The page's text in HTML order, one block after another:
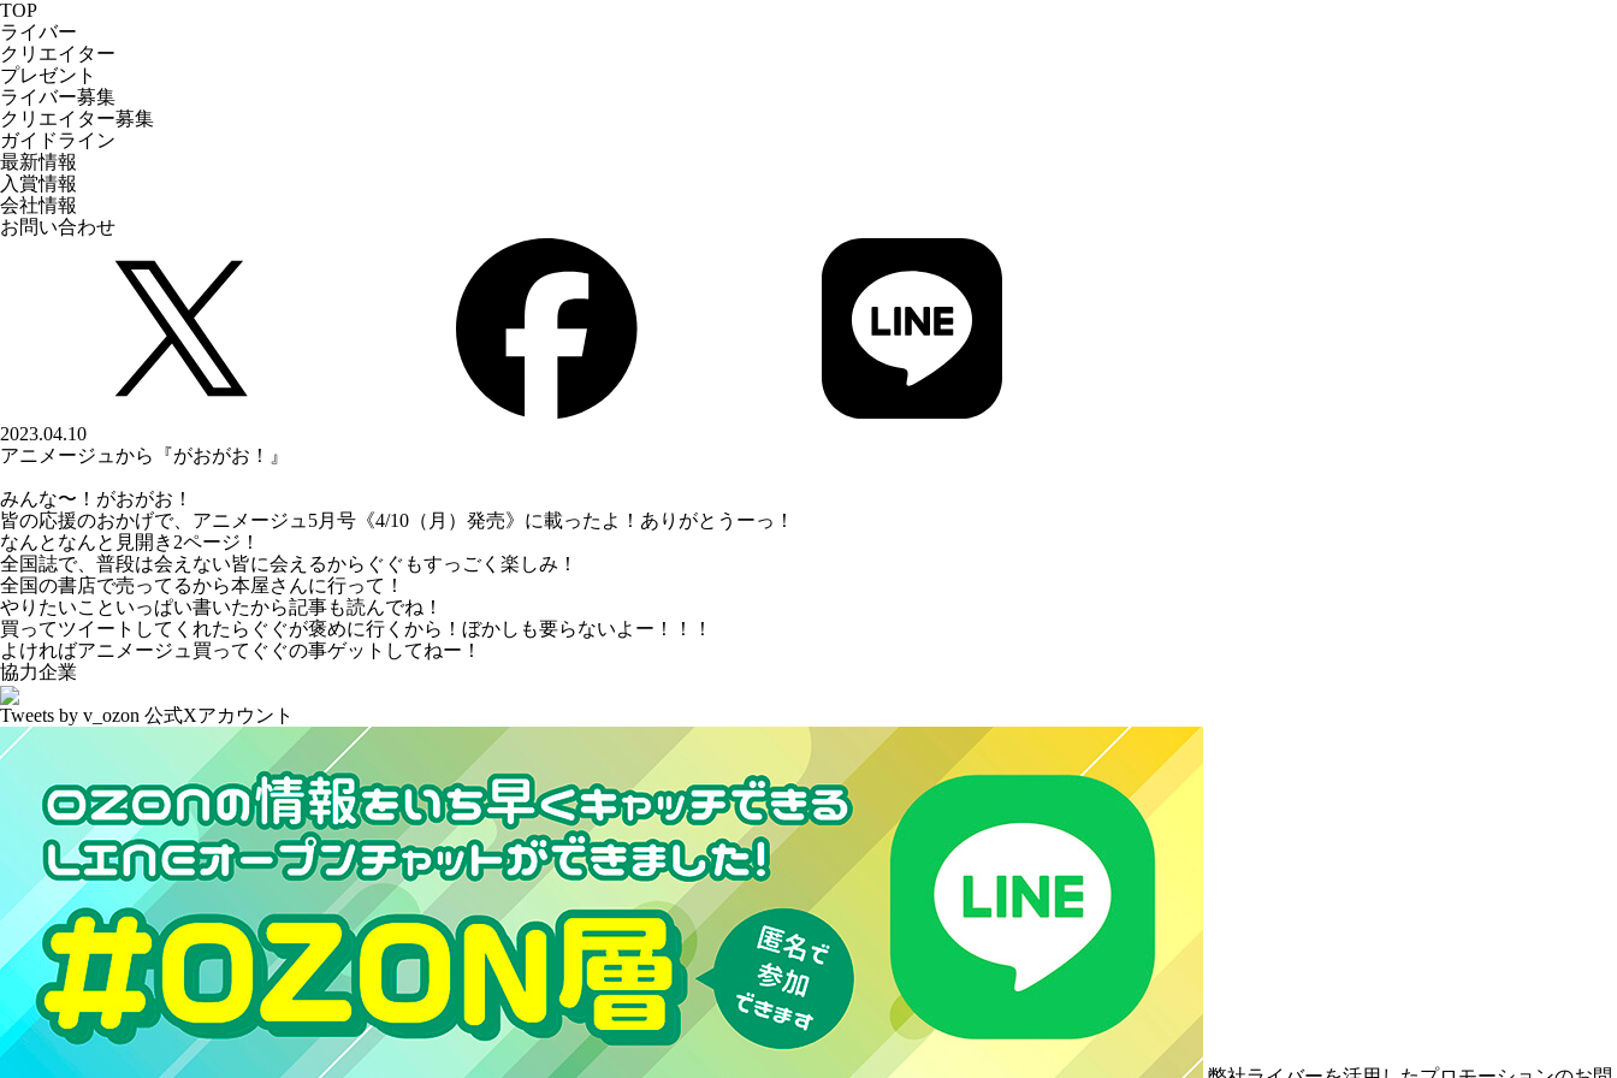
TOP
ライバー
クリエイター
プレゼント
ライバー募集
クリエイター募集
ガイドライン
最新情報
入賞情報
会社情報
お問い合わせ
2023.04.10
アニメージュから『がおがお！』
みんな〜！がおがお！
皆の応援のおかげで、 アニメージュ5月号《4/10（月）発売》に載ったよ！ ありがとうーっ！
なんとなんと見開き2ページ！
全国誌で、普段は会えない皆に会えるからぐぐもすっごく楽しみ！
全国の書店で売ってるから本屋さんに行って！
やりたいこといっぱい書いたから記事も読んでね！
買ってツイートしてくれたらぐぐが褒めに行くから！ ぼかしも要らないよー！！！
よければアニメージュ買ってぐぐの事ゲットしてねー！
協力企業
Tweets by v_ozon 公式Xアカウント